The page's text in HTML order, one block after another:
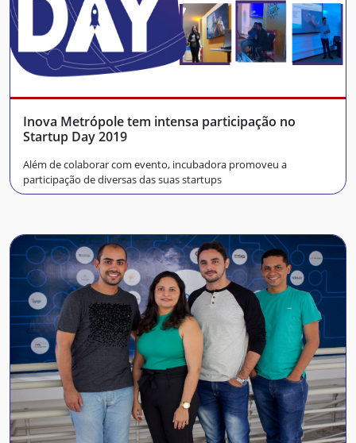
Inova Metrópole tem intensa participação no
Startup Day 2019
Além de colaborar com evento, incubadora promoveu a
participação de diversas das suas startups